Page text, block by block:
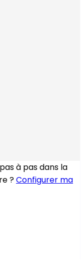
à pas dans la
?Configurer ma